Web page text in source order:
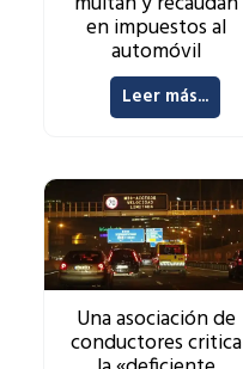
en impuestos al
automóvil
Leer más...
Una asociación de
conductores critica